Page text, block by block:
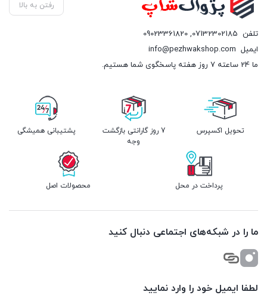
رفتن به بالا
تلفن 07132302185
,
09023361820
ایمیل info@pezhwakshop.com
ما 24 ساعته 7 روز هفته پاسخگوی شما هستیم.
تحویل اکسپرس
7 روز گارانتی بازگشت
وجه
پشتیبانی همیشگی
پرداخت در محل محصولات اصل
ما را در شبکه‌های اجتماعی دنبال کنید
لطفا ایمیل خود را وارد نمایید